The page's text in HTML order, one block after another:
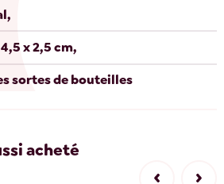
x 2,5 cm,
sortes de bouteilles
acheté